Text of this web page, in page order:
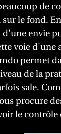
de
le fond.
envie
voie d'une
permet
de la
sale.
procure
le